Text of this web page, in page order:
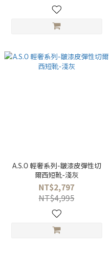
A.S.O 輕奢系列-皺漆皮彈性切
爾西短靴-淺灰
NT$2,797
NT$4,995